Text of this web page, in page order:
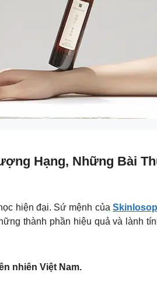
Hạng, Những Bài
hiện đại. Sứ mệnh của
thành phần hiệu quả và lành
nhiên Việt Nam.